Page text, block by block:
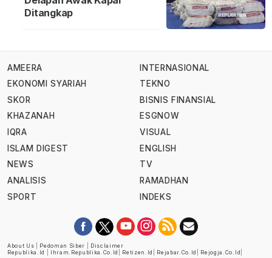
Ditangkap
AMEERA
EKONOMI SYARIAH
SKOR
KHAZANAH
IQRA
ISLAM DIGEST
NEWS
ANALISIS
SPORT
INTERNASIONAL
TEKNO
BISNIS FINANSIAL
ESGNOW
VISUAL
ENGLISH
TV
RAMADHAN
INDEKS
About Us Pedoman Siber
Disclaimer
Republika.id
Ihram.republika.co.id Retizen.id Rejabar.co.id Rejogja.co.id